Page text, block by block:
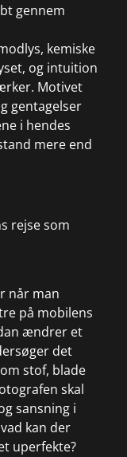
gennem
kemiske
og intuition
Motivet
gentagelser
i hendes
mere end
rejse som
når man
på mobilens
ændrer et
det
stof, blade
skal
sansning i
kan der
uperfekte?